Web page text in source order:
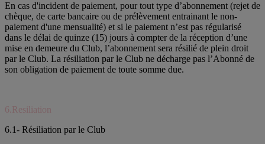
En cas d'incident de paiement, pour tout type d’abonnement (rejet de
chèque, de carte bancaire ou de prélèvement entrainant le non-
paiement d'une mensualité) et si le paiement n’est pas régularisé
dans le délai de quinze (15) jours à compter de la réception d’une
mise en demeure du Club, l’abonnement sera résilié de plein droit
par le Club. La résiliation par le Club ne décharge pas l’Abonné de
son obligation de paiement de toute somme due.
6.Resiliation
6.1- Résiliation par le Club